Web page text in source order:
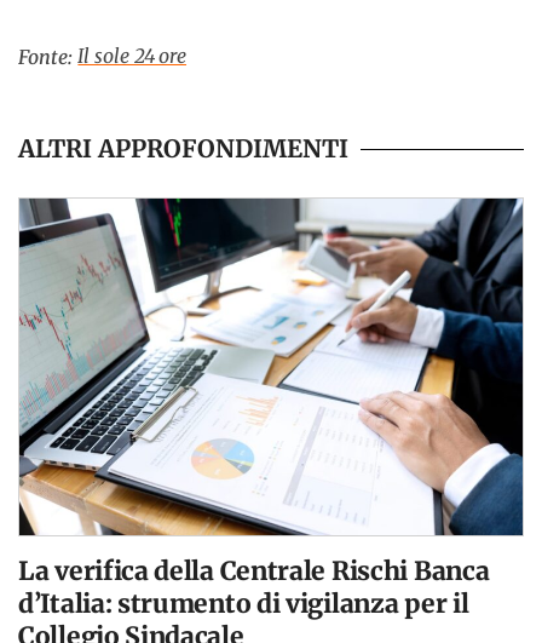
Fonte: Il sole 24 ore
ALTRI APPROFONDIMENTI
La verifica della Centrale Rischi Banca
d’Italia: strumento di vigilanza per il
Collegio Sindacale